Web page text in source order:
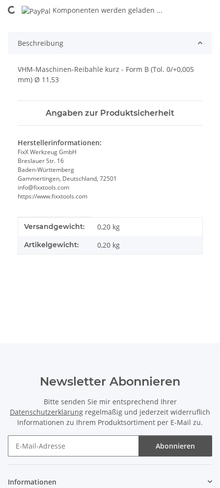
Loading... Komponenten werden geladen ...
Beschreibung
VHM-Maschinen-Reibahle kurz - Form B (Tol. 0/+0,005
mm) Ø 11,53
Angaben zur Produktsicherheit
Herstellerinformationen:
FixX Werkzeug GmbH
Breslauer Str. 16
Baden-Württemberg
Gammertingen, Deutschland, 72501
info@fixxtools.com
https://www.fixxtools.com
Produkteigenschaft
Wert
Versandgewicht: 0,20 kg
Artikelgewicht: 0,20 kg
Newsletter Abonnieren
Bitte senden Sie mir entsprechend Ihrer
Datenschutzerklärung regelmäßig und jederzeit widerruflich
Informationen zu Ihrem Produktsortiment per E-Mail zu.
Abonnieren
Informationen